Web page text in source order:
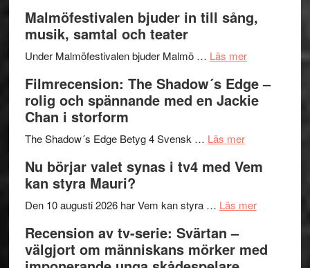
terräng
på
Endre,
Roland
Pöntinen
Artipelag
Malmöfestivalen bjuder in till sång,
musik, samtal och teater
Under Malmöfestivalen bjuder Malmö … Läs merom
bjuder
in
samtal
teater
Filmrecension: The Shadow´s Edge –
rolig och spännande med en Jackie
Chan i storform
The Shadow´s Edge Betyg 4 Svensk … Läs merom
The
´s
rolig
Nu börjar valet synas i tv4 med Vem
kan styra Mauri?
Den 10 augusti 2026 har Vem kan styra … Läs merom
valet
Recension av tv-serie: Svärtan –
välgjort om människans mörker med